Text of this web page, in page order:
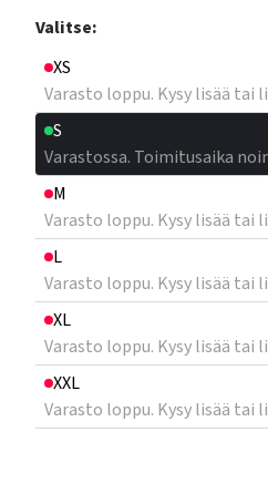
Valitse:
XS
Varasto loppu. Kysy lisää
S
Varastossa. Toimitusaika
M
Varasto loppu. Kysy lisää
L
Varasto loppu. Kysy lisää
XL
Varasto loppu. Kysy lisää
XXL
Varasto loppu. Kysy lisää